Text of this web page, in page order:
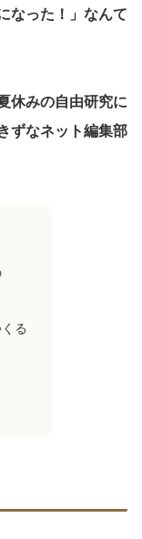
なった！」なんて
休みの自由研究に
ずなネット編集部
る